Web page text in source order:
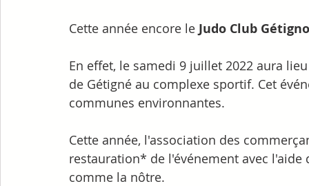
Cette année encore le Judo Club
En effet, le samedi 9 juillet 2022 aura
de Gétigné au complexe sportif. Cet
communes environnantes.
Cette année, l'association des
restauration* de l'événement avec
comme la nôtre.